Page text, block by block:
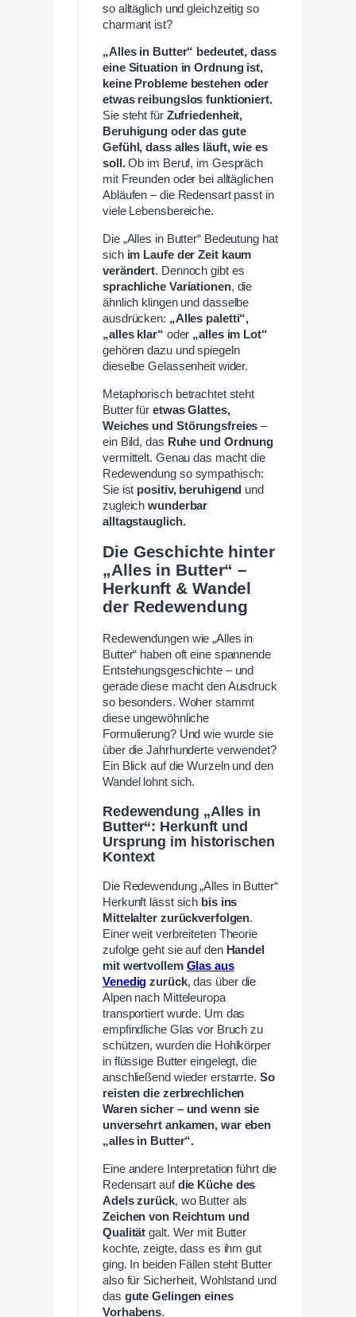
so alltäglich und gleichzeitig so
charmant ist?
„Alles in Butter“ bedeutet, dass
eine Situation in Ordnung ist,
keine Probleme bestehen oder
etwas reibungslos funktioniert.
Sie steht für Zufriedenheit,
Beruhigung oder das gute
Gefühl, dass alles läuft, wie es
soll.Ob im Beruf, im Gespräch
mit Freunden oder bei alltäglichen
Abläufen – die Redensart passt in
viele Lebensbereiche.
Die „Alles in Butter“ Bedeutung hat
sich im Laufe der Zeit kaum
verändert. Dennoch gibt es
sprachliche Variationen, die
ähnlich klingen und dasselbe
ausdrücken: „Alles paletti“,
„alles klar“ oder „alles im Lot“
gehören dazu und spiegeln
dieselbe Gelassenheit wider.
Metaphorisch betrachtet steht
Butter für etwas Glattes,
Weiches und Störungsfreies –
ein Bild, das Ruhe und Ordnung
vermittelt. Genau das macht die
Redewendung so sympathisch:
Sie ist positiv, beruhigend und
zugleichwunderbar
alltagstauglich.
Die Geschichte hinter
„Alles in Butter“ –
Herkunft & Wandel
der Redewendung
Redewendungen wie „Alles in
Butter“ haben oft eine spannende
Entstehungsgeschichte – und
gerade diese macht den Ausdruck
so besonders. Woher stammt
diese ungewöhnliche
Formulierung? Und wie wurde sie
über die Jahrhunderte verwendet?
Ein Blick auf die Wurzeln und den
Wandel lohnt sich.
Redewendung „Alles in
Butter“: Herkunft und
Ursprung im historischen
Kontext
Die Redewendung „Alles in Butter“
Herkunft lässt sich bis ins
Mittelalter zurückverfolgen.
Einer weit verbreiteten Theorie
zufolge geht sie auf den Handel
mit wertvollem Glas aus
Venedig zurück, das über die
Alpen nach Mitteleuropa
transportiert wurde. Um das
empfindliche Glas vor Bruch zu
schützen, wurden die Hohlkörper
in flüssige Butter eingelegt, die
anschließend wieder erstarrte. So
reisten die zerbrechlichen
Waren sicher – und wenn sie
unversehrt ankamen, war eben
„alles in Butter“.
Eine andere Interpretation führt die
Redensart aufdie Küche des
Adels zurück, wo Butter als
Zeichen von Reichtum und
Qualität galt. Wer mit Butter
kochte, zeigte, dass es ihm gut
ging. In beiden Fällen steht Butter
also für Sicherheit, Wohlstand und
das gute Gelingen eines
Vorhabens.